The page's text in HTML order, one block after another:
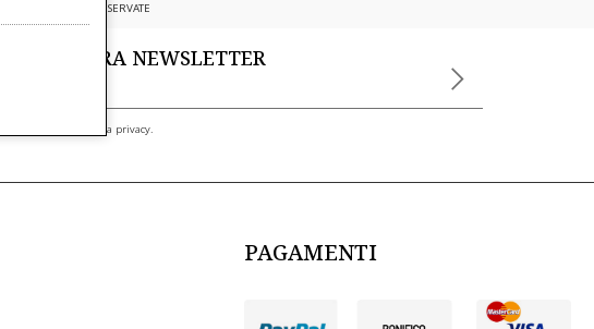
RISERVATE
NOSTRA NEWSLETTER
le condizioni sulla privacy.
PAGAMENTI